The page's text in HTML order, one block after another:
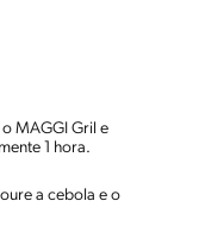
MAGGI Gril e
1 hora.
a cebola e o